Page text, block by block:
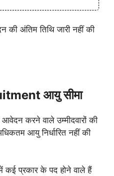
की अंतिम तिथि जारी नहीं की
आयु सीमा
आवेदन करने वाले उम्मीदवारों की
आयु निर्धारित नहीं की
में कई प्रकार के पद होने वाले हैं